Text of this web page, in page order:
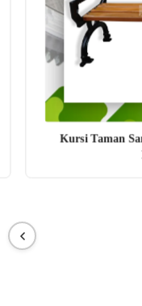
Kursi Taman